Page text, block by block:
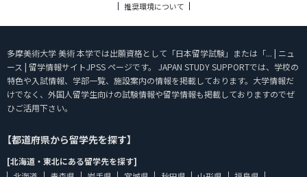
推奨環境について
多摩美術大学 美術 本学では出願資格として「日本留学試験」または「... | ニュ
ース | 留学情報サイトJPSS ページです。 JAPAN STUDY SUPPORTでは、学校の
特色や入試情報、学部一覧、施設案内の情報を掲載しております。大学情報だ
けでなく、外国人留学生向けの試験情報や留学情報も掲載しておりますのでぜ
ひご活用下さい。
【都道府県から留学先を探す】
[北海道・東北にある留学先を探す]